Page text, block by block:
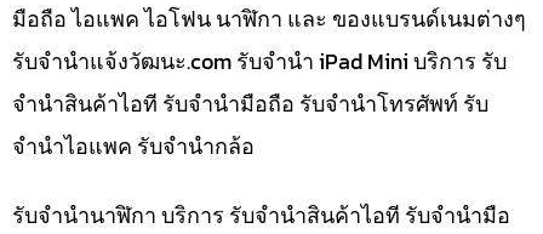
มือถือ ไอแพค ไอโฟน นาฬิกา และ ของแบรนด์เนมต่างๆ
รับจํานําแจ้งวัฒนะ.com รับจำนำ iPad Mini บริการ รับ
จำนำสินค้าไอที รับจำนำมือถือ รับจำนำโทรศัพท์ รับ
จำนำไอแพค รับจำนำกล้อ
รับจำนำนาฬิกา บริการ รับจำนำสินค้าไอที รับจำนำมือ